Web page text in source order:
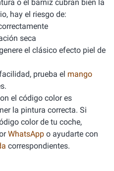
o el barniz cubran bien la
hay el riesgo de:
seca
el clásico efecto piel de
prueba el mango
el código color es
la pintura correcta. Si
color de tu coche,
WhatsApp o ayudarte con
correspondientes.